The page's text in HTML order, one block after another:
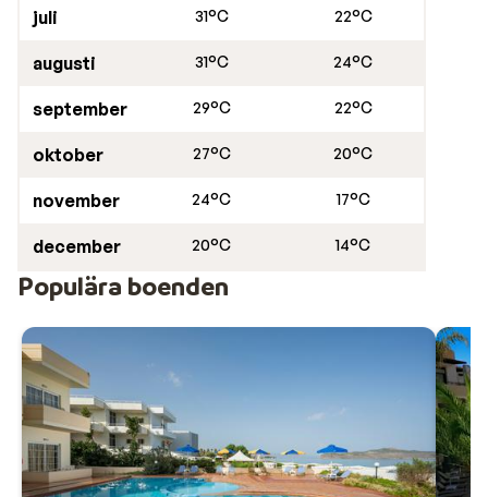
juli 31°C 22°C
augusti 31°C 24°C
september 29°C 22°C
oktober 27°C 20°C
november 24°C 17°C
december 20°C 14°C
Populära boenden